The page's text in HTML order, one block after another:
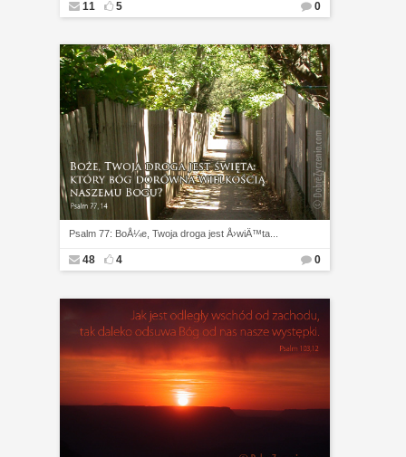
11 5 0
Psalm 77: BoÅ¼e, Twoja droga jest Å›wiÄ™ta...
48 4 0